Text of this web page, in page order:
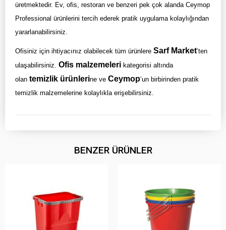
üretmektedir. Ev, ofis, restoran ve benzeri pek çok alanda Ceymop
Professional ürünlerini tercih ederek pratik uygulama kolaylığından
yararlanabilirsiniz.
Ofisiniz için ihtiyacınız olabilecek tüm ürünlere Sarf Market’ten
ulaşabilirsiniz. Ofis malzemeleri kategorisi altında
olan temizlik ürünlerine ve Ceymop’un birbirinden pratik
temizlik malzemelerine kolaylıkla erişebilirsiniz.
BENZER ÜRÜNLER